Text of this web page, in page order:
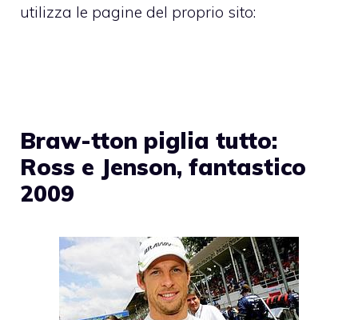
utilizza le pagine del proprio sito:
Braw-tton piglia tutto:
Ross e Jenson, fantastico
2009